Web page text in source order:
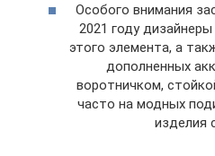
Особого внимания
2021 году
этого элемента, а
дополненных
воротничком,
часто на модных
изделия